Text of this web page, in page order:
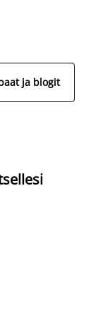
ja blogit